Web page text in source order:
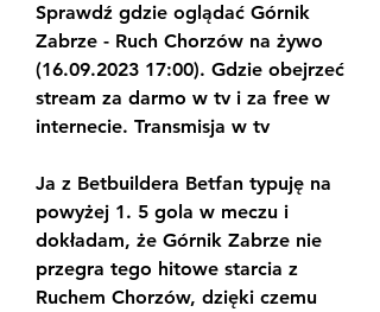
Sprawdź gdzie oglądać Górnik
Zabrze - Ruch Chorzów na żywo
(16.09.2023 17:00). Gdzie obejrzeć
stream za darmo w tv i za free w
internecie. Transmisja w tv
Ja z Betbuildera Betfan typuję na
powyżej 1. 5 gola w meczu i
dokładam, że Górnik Zabrze nie
przegra tego hitowe starcia z
Ruchem Chorzów, dzięki czemu